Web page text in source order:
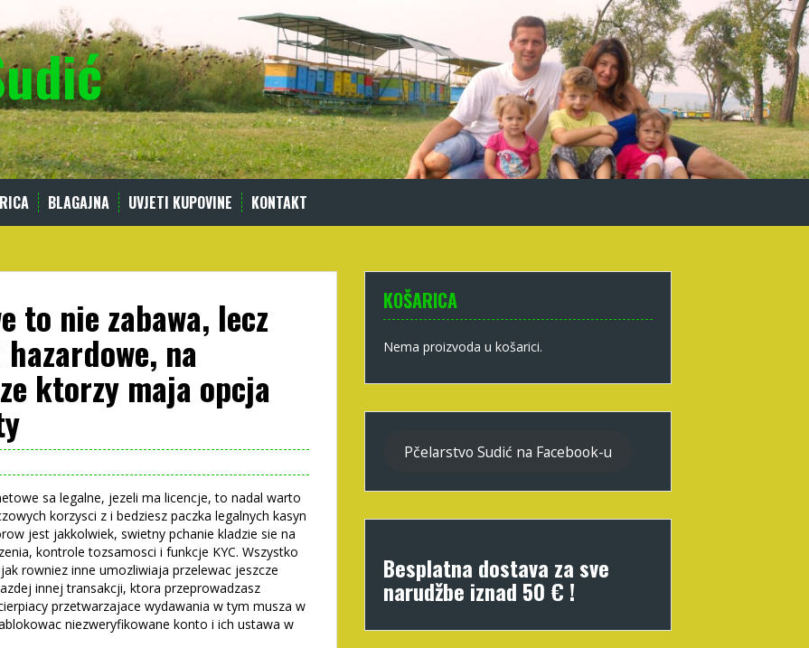
BLAGAJNA UVJETI KUPOVINE KONTAKT
to nie zabawa, lecz
na
ktorzy maja opcja
sa legalne, jezeli ma licencje, to nadal warto
korzysci z i bedziesz paczka legalnych kasyn
jest jakkolwiek, swietny pchanie kladzie sie na
kontrole tozsamosci i funkcje KYC. Wszystko
rowniez inne umozliwiaja przelewac jeszcze
innej transakcji, ktora przeprowadzasz
przetwarzajace wydawania w tym musza w
niezweryfikowane konto i ich ustawa w
KOŠARICA
Nema proizvoda u košarici.
Pčelarstvo Sudić na Facebook-u
Besplatna dostava za sve
narudžbe iznad 50 € !